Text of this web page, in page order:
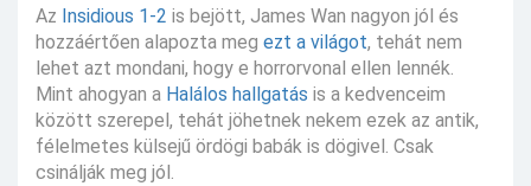
Az Insidious 1-2 is bejött, James Wan nagyon jól és
hozzáértően alapozta meg ezt a világot, tehát nem
lehet azt mondani, hogy e horrorvonal ellen lennék.
Mint ahogyan a Halálos hallgatás is a kedvenceim
között szerepel, tehát jöhetnek nekem ezek az antik,
félelmetes külsejű ördögi babák is dögivel. Csak
csinálják meg jól.